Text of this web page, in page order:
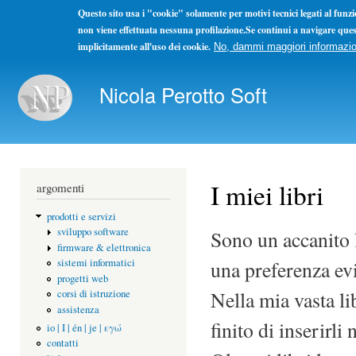
Questo sito usa i "cookie" solamente per motivi tecnici legati al
non viene effettuata nessuna profilazione.Se continui a navigare
implicitamente all'uso dei cookie. No, dammi maggiori
Nicola Perotto Soft
argomenti
prodotti e servizi
sviluppo software
firmware & elettronica
sistemi informatici
progetti web
corsi di istruzione
assistenza
io | I | én | je | εγώ
contatti
I miei libri
Sono un
una preferenza
Nella mia vasta
finito di inserirli